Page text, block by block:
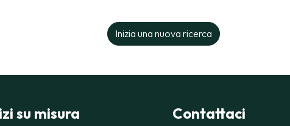
Inizia una nuova ricerca
su misura Contattaci